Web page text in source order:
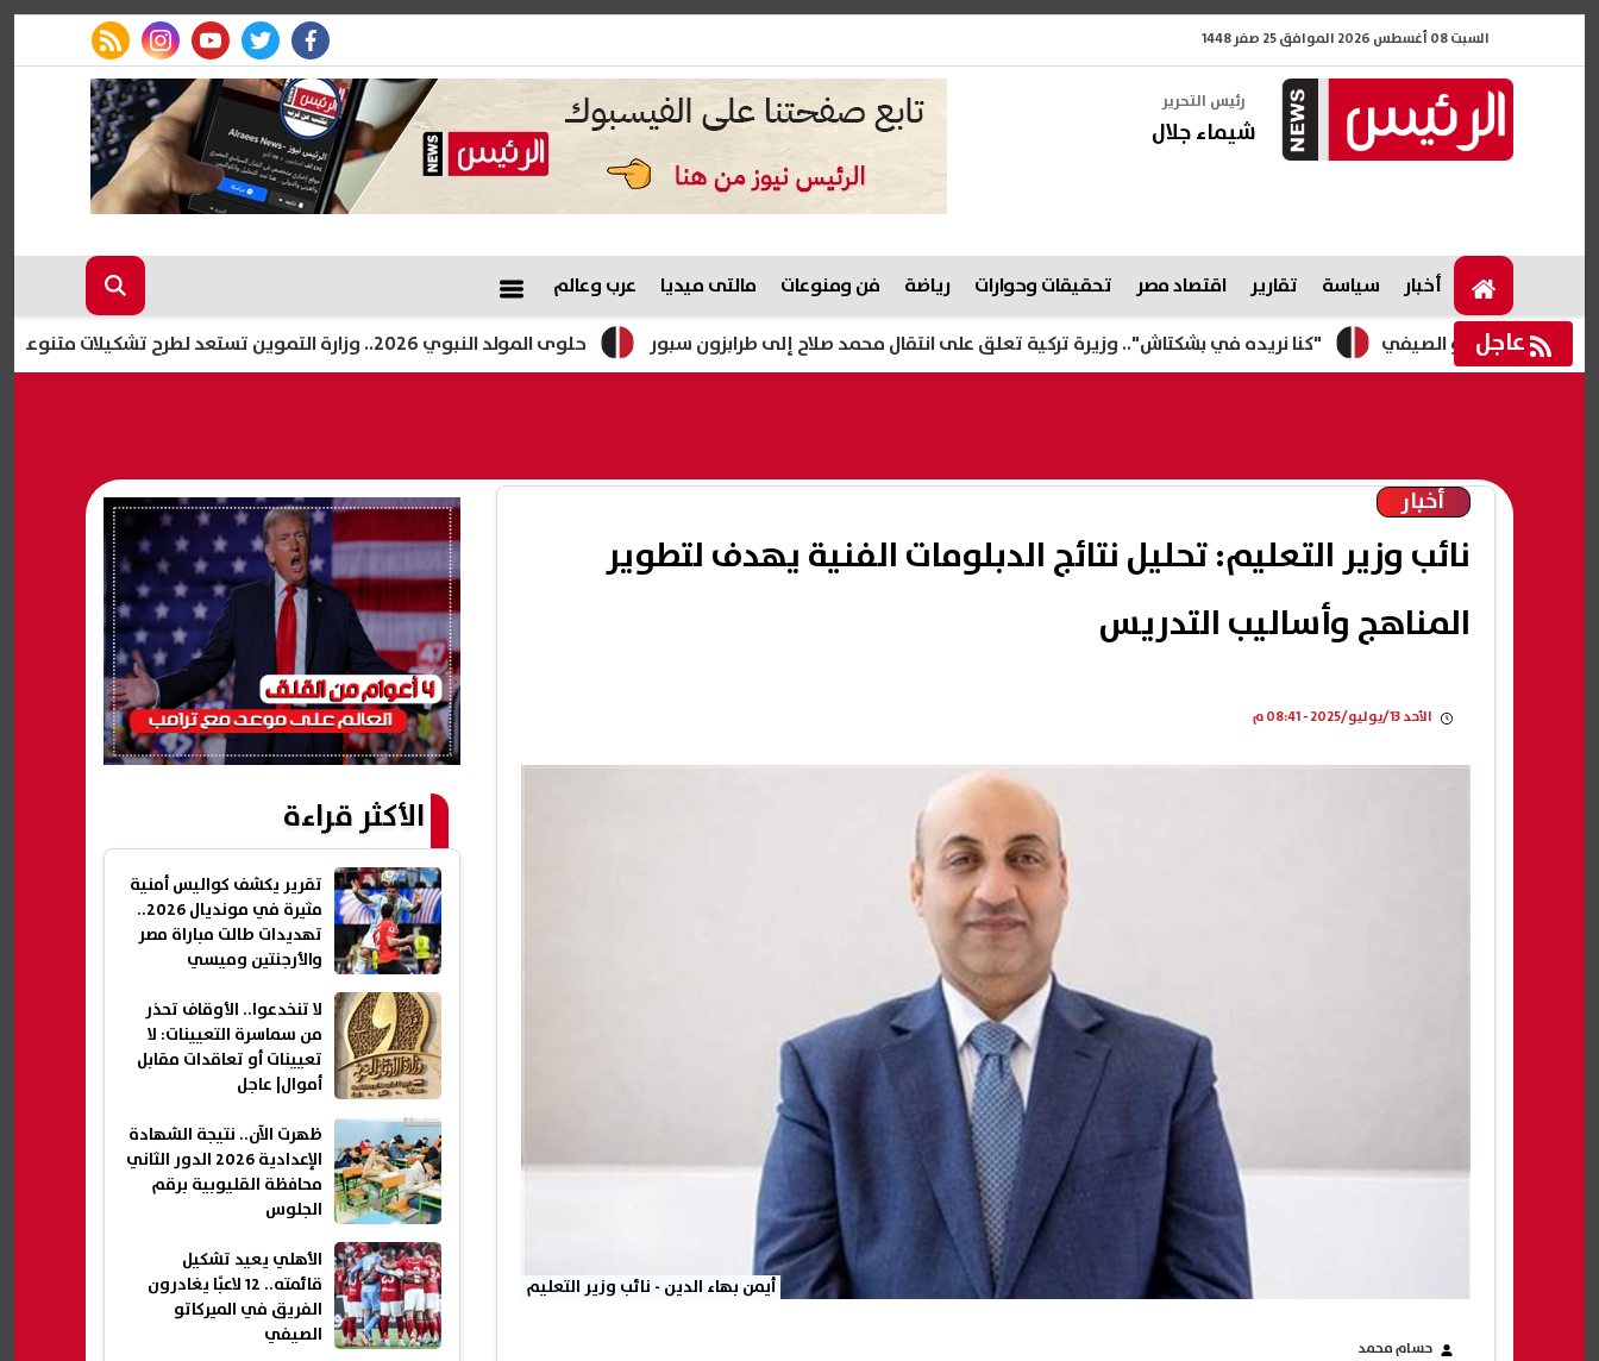
السبت 08 أغسطس 2026 الموافق 25 صفر 1448
facebook
twitter
youtube
instagram
rss feed
رئيس التحرير
شيماء جلال
أخبار سياسة تقارير اقتصاد مصر تحقيقات وحوارات رياضة فن ومنوعات مالتى ميديا عرب وعالم
عاجل حلوى المولد النبوي 2026.. وزارة التموين تستعد لطرح تشكيلات متنوعة "كنا نريده في بشكتاش".. وزيرة تركية تعلق على انتقال محمد صلاح إلى طرابزون سبور
أخبار
نائب وزير التعليم: تحليل نتائج الدبلومات الفنية يهدف لتطوير
المناهج وأساليب التدريس
الأحد 13/يوليو/2025 - 08:41 م
أيمن بهاء الدين - نائب وزير التعليم
حسام محمد
الأكثر قراءة
تقرير يكشف كواليس أمنية
مثيرة في مونديال 2026..
تهديدات طالت مباراة مصر
والأرجنتين وميسي
لا تنخدعوا.. الأوقاف تحذر
من سماسرة التعيينات: لا
تعيينات أو تعاقدات مقابل
أموال| عاجل
ظهرت الآن.. نتيجة الشهادة
الإعدادية 2026 الدور الثاني
محافظة القليوبية برقم
الجلوس
الأهلي يعيد تشكيل
قائمته.. 12 لاعبًا يغادرون
الفريق في الميركاتو
الصيفي